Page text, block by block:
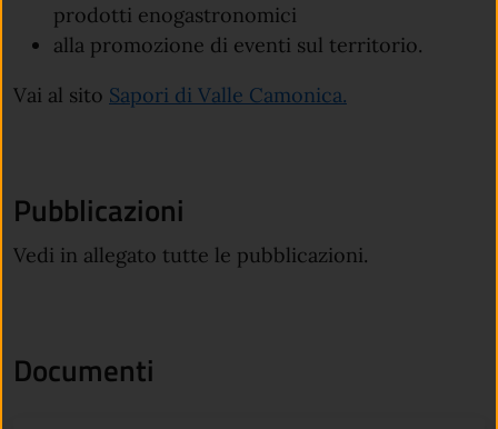
prodotti enogastronomici
alla promozione di eventi sul territorio.
Vai al sito Sapori di Valle Camonica.
Pubblicazioni
Vedi in allegato tutte le pubblicazioni.
Documenti